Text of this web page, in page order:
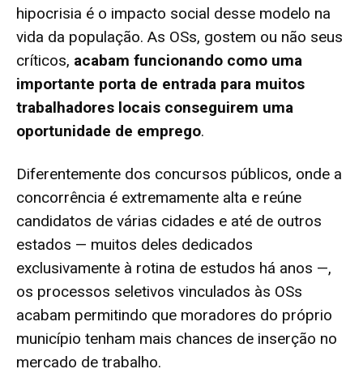
hipocrisia é o impacto social desse modelo na
vida da população. As OSs, gostem ou não seus
críticos, acabam funcionando como uma
importante porta de entrada para muitos
trabalhadores locais conseguirem uma
oportunidade de emprego.
Diferentemente dos concursos públicos, onde a
concorrência é extremamente alta e reúne
candidatos de várias cidades e até de outros
estados — muitos deles dedicados
exclusivamente à rotina de estudos há anos —,
os processos seletivos vinculados às OSs
acabam permitindo que moradores do próprio
município tenham mais chances de inserção no
mercado de trabalho.